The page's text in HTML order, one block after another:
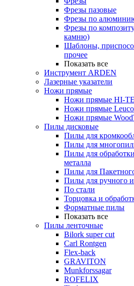
Фрезы пазовые
Фрезы по
Фрезы по
камню)
Шаблоны,
прочее
Показать все
Инструмент ARDEN
Лазерные указатели
Ножи прямые
Ножи прямые HI-
Ножи прямые Leuco
Ножи прямые
Пилы дисковые
Пилы для
Пилы для
Пилы для
металла
Пилы для
Пилы для ручного
По стали
Торцовка и
Форматные пилы
Показать все
Пилы ленточные
Bilork super cut
Carl Rontgen
Flex-back
GRAVITON
Munkforssagar
ROFELIX